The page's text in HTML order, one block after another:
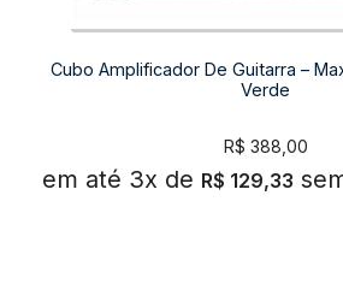
Cubo Amplificador De Guitarra –
Verde
R$ 388,00
em até 3x de R$ 129,33